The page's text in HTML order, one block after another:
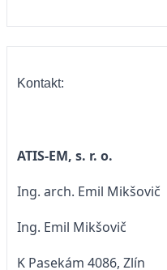
Kontakt:
ATIS-EM, s. r. o.
Ing. arch. Emil Mikšovič
Ing. Emil Mikšovič
K Pasekám 4086, Zlín